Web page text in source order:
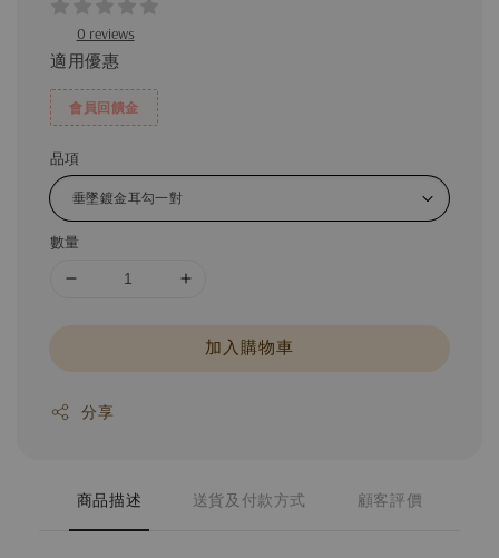
0 reviews
適用優惠
會員回饋金
品項
數量
加入購物車
分享
商品描述 送貨及付款方式 顧客評價